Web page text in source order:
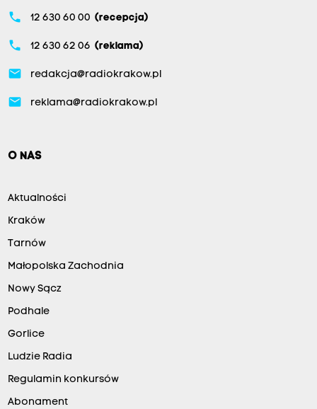
phone 12 630 60 00 (recepcja)
phone 12 630 62 06 (reklama)
email redakcja@radiokrakow.pl
email reklama@radiokrakow.pl
O NAS
Aktualności
Kraków
Tarnów
Małopolska Zachodnia
Nowy Sącz
Podhale
Gorlice
Ludzie Radia
Regulamin konkursów
Abonament